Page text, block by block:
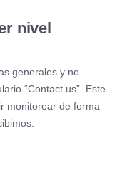
nivel
generales y no
“Contact us”. Este
monitorear de forma